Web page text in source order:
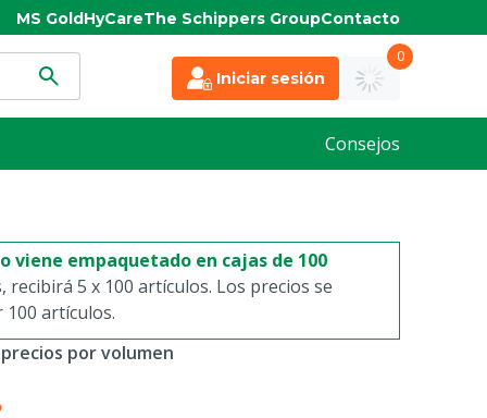
MS GoldHyCareThe Schippers GroupContacto
Iniciar sesión
0
Consejos
viene empaquetado en cajas de 100
recibirá 5 x 100 artículos. Los precios se
artículos.
por volumen